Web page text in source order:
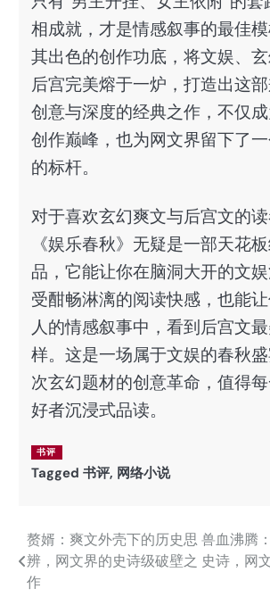
相成就，才是情感叙事的最佳
其出色的创作功底，将文娱、玄
后宫完美熔于一炉，打造出这部
创意与深度的经典之作，不仅
创作巅峰，也为网文界留下了
的标杆。
对于喜欢玄幻爽文与后宫文的读
《娱乐春秋》无疑是一部天花
品，它能让你在脑洞大开的文
受酣畅淋漓的阅读快感，也能
人的情感叙事中，看到后宫文
样。这是一场属于文娱的春秋
次玄幻题材的创意革命，值得
好者沉浸式品读。
书评
Tagged 书评, 网络小说
文
章
赘婿：爽文外壳下的历史思
辨，网文界的史诗级破壁之
作
兽血沸腾
史诗，网